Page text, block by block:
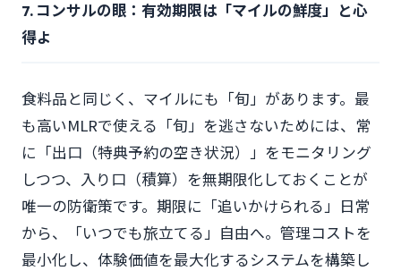
7. コンサルの眼：有効期限は「マイルの鮮度」と心
得よ
食料品と同じく、マイルにも「旬」があります。最
も高いMLRで使える「旬」を逃さないためには、常
に「出口（特典予約の空き状況）」をモニタリング
しつつ、入り口（積算）を無期限化しておくことが
唯一の防衛策です。期限に「追いかけられる」日常
から、「いつでも旅立てる」自由へ。管理コストを
最小化し、体験価値を最大化するシステムを構築し